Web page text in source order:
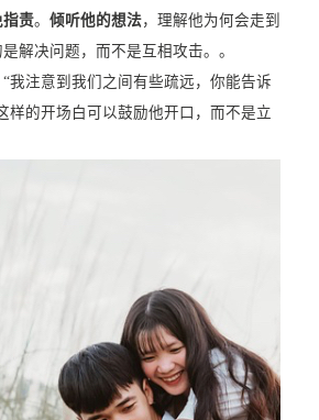
指责。 倾听他的想法，理解他为何会走到
解决问题，而不是互相攻击。。
我注意到我们之间有些疏远，你能告诉
样的开场白可以鼓励他开口，而不是立